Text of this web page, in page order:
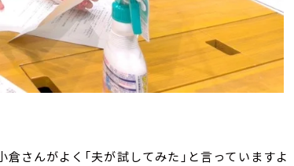
さんがよく「夫が試してみた」と言っていますよ